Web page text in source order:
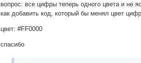
вопрос: все цифры теперь одного цвета и не
как добавить код, который бы менял цвет
цвет: #FF0000
спасибо